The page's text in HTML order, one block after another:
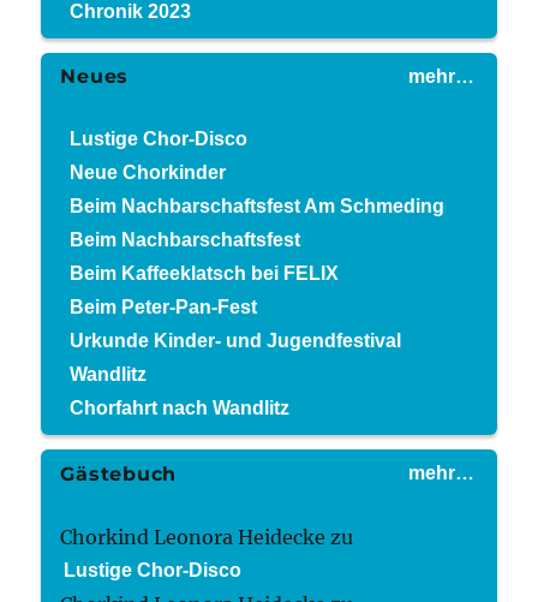
Chronik 2023
mehr…
Neues
Lustige Chor-Disco
Neue Chorkinder
Beim Nachbarschaftsfest Am Schmeding
Beim Nachbarschaftsfest
Beim Kaffeeklatsch bei FELIX
Beim Peter-Pan-Fest
Urkunde Kinder- und Jugendfestival
Wandlitz
Chorfahrt nach Wandlitz
mehr…
Gästebuch
Chorkind Leonora Heidecke zu
Lustige Chor-Disco